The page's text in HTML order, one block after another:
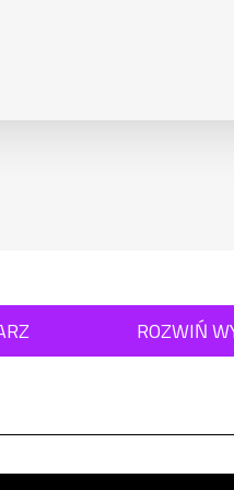
ROZWIŃ